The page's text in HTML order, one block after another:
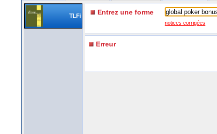
TLFi Entrez une forme
notices corrigées
Erreur